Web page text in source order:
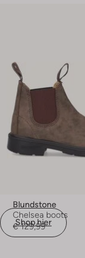
Shop hier
Blundstone
Chelsea boots
€ 129,99